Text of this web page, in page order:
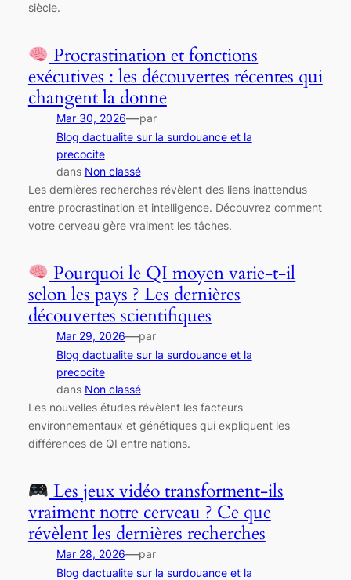
siècle.
Procrastination et fonctions
exécutives : les découvertes récentes qui
changent la donne
Mar 30, 2026—par
Blog dactualite sur la surdouance et la
precocite
dans Non classé
Les dernières recherches révèlent des liens inattendus
entre procrastination et intelligence. Découvrez comment
votre cerveau gère vraiment les tâches.
Pourquoi le QI moyen varie-t-il
selon les pays ? Les dernières
découvertes scientifiques
Mar 29, 2026—par
Blog dactualite sur la surdouance et la
precocite
dans Non classé
Les nouvelles études révèlent les facteurs
environnementaux et génétiques qui expliquent les
différences de QI entre nations.
Les jeux vidéo transforment-ils
vraiment notre cerveau ? Ce que
révèlent les dernières recherches
Mar 28, 2026—par
Blog dactualite sur la surdouance et la